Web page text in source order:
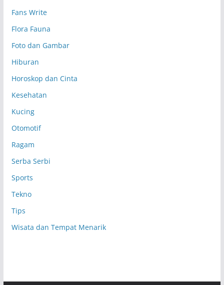
Fans Write
Flora Fauna
Foto dan Gambar
Hiburan
Horoskop dan Cinta
Kesehatan
Kucing
Otomotif
Ragam
Serba Serbi
Sports
Tekno
Tips
Wisata dan Tempat Menarik